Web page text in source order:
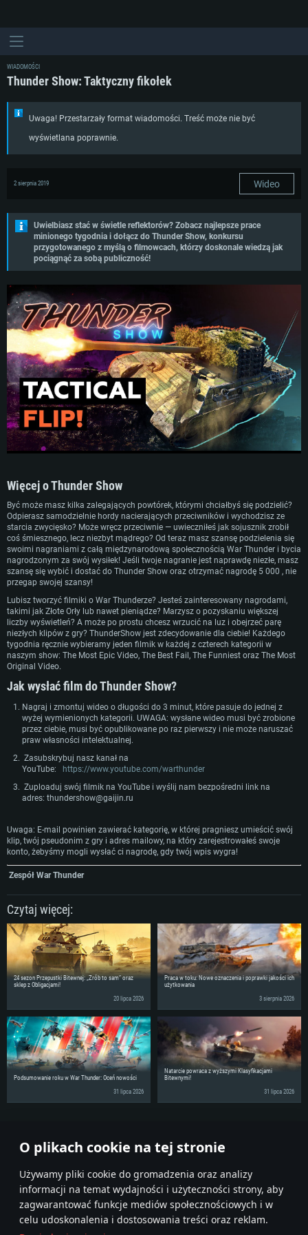
O plikach cookie na tej stronie
Używamy pliki cookie do gromadzenia oraz analizy
informacji na temat wydajności i użyteczności strony, aby
zagwarantować funkcje mediów społecznościowych i w
celu udoskonalenia i dostosowania treści oraz reklam.
WYMAGANIA SYSTEMOWE
For PC
For MAC
For Linux
Minimalne
OS: Windows 10 (64 bit)
Procesor: Dual-Core 2.2 GHz
Pamięć: 4GB
Karta graficzna: Karta obsługująca DirectX 11: AMD Radeon 77XX / NVIDIA
GeForce GTX 660. Minimalna rozdzielczość to 720p
Połączenie sieciowe: Internet szerokopasmowy
Dysk twardy: 22.1 GB (minimalny klient)
Rekomendowane
OS: Windows 10/11 (64 bit)
Procesor: Intel Core i5 lub Ryzen 5 3600
Pamięć: 16 GB
Karta graficzna: Karta obsługująca DirectX 11: Nvidia GeForce 1060 lub
lepsza, Radeon RX 570 lub lepsza
Dysk twardy: 62.2 GB (pełny klient)
Minimalne
OS: Mac OS Big Sur 11.0 lub nowszy
Procesor: Core i5, minimum 2.2GHz (Xeon nie jest wspierany)
Pamięć: 6 GB
Karta graficzna: Intel Iris Pro 5200 (Mac) lub podobna od AMD/Nvidia.
Minimalna rozdzielczość to 720p.
Połączenie sieciowe: Internet szerokopasmowy
Dysk twardy: 22.1 GB (minimalny klient)
Rekomendowane
OS: Mac OS Big Sur 11.0 lub nowszy
Procesor: Intel Core i7 (Xeon nie jest wspierany)
Pamięć: 8 GB
Karta graficzna: Radeon Vega II lub lepsza
Dysk twardy: 62.2 GB (pełny klient)
Minimalne
OS: Ostatnie wydania 64bit Linux
Procesor: Dual-Core 2.4 GHz
Pamięć: 4 GB
Karta graficzna: NVIDIA 660 z nowymi sterownikami (nie starsze niż 6
miesięcy) / podobna od AMD z nowymi sterownikami (nie starsze niż 6
miesięcy) (minimalna rozdzielczość to 720p) ze wsparciem Vulkan
Połączenie sieciowe: Internet szerokopasmowy
Rekomendowane
Procesor: Intel Core i7
Pamięć: 16 GB
Karta graficzna: NVIDIA 1060 nowymi sterownikami (nie starsze niż 6
miesięcy) (minimalna rozdzielczość to 720p) ze wsparciem Vulkan
Połączenie sieciowe: Internet szerokopasmowy
WIADOMOŚCI
Thunder Show: Taktyczny fikołek
Uwaga! Przestarzały format wiadomości. Treść może nie być
wyświetlana poprawnie.
2 sierpnia 2019 Wideo
Uwielbiasz stać w świetle reflektorów? Zobacz najlepsze prace
minionego tygodnia i dołącz do Thunder Show, konkursu
przygotowanego z myślą o filmowcach, którzy doskonale wiedzą jak
pociągnąć za sobą publiczność!
Więcej o Thunder Show
Być może masz kilka zalegających powtórek, którymi chciałbyś się podzielić?
Odpierasz samodzielnie hordy nacierających przeciwników i wychodzisz ze
starcia zwycięsko? Może wręcz przeciwnie — uwieczniłeś jak sojusznik zrobił
coś śmiesznego, lecz niezbyt mądrego? Od teraz masz szansę podzielenia się
swoimi nagraniami z całą międzynarodową społecznością War Thunder i bycia
nagrodzonym za swój wysiłek! Jeśli twoje nagranie jest naprawdę niezłe, masz
szansę się wybić i dostać do Thunder Show oraz otrzymać nagrodę 5 000 , nie
przegap swojej szansy!
Lubisz tworzyć filmiki o War Thunderze? Jesteś zainteresowany nagrodami,
takimi jak Złote Orły lub nawet pieniądze? Marzysz o pozyskaniu większej
liczby wyświetleń? A może po prostu chcesz wrzucić na luz i obejrzeć parę
niezłych klipów z gry? ThunderShow jest zdecydowanie dla ciebie! Każdego
tygodnia ręcznie wybieramy jeden filmik w każdej z czterech kategorii w
naszym show: The Most Epic Video, The Best Fail, The Funniest oraz The Most
Original Video.
Jak wysłać film do Thunder Show?
Nagraj i zmontuj wideo o długości do 3 minut, które pasuje do jednej z
wyżej wymienionych kategorii. UWAGA: wysłane wideo musi być zrobione
przez ciebie, musi być opublikowane po raz pierwszy i nie może naruszać
praw własności intelektualnej.
Zasubskrybuj nasz kanał na
YouTube:
https://www.youtube.com/warthunder
Zuploaduj swój filmik na YouTube i wyślij nam bezpośredni link na
adres: thundershow@gaijin.ru
Uwaga: E-mail powinien zawierać kategorię, w której pragniesz umieścić swój
klip, twój pseudonim z gry i adres mailowy, na który zarejestrowałeś swoje
konto, żebyśmy mogli wysłać ci nagrodę, gdy twój wpis wygra!
Zespół War Thunder
Czytaj więcej:
24 sezon Przepustki Bitewnej: „Zrób to sam” oraz
sklep z Obligacjami!
20 lipca 2026
Praca w toku: Nowe oznaczenia i poprawki jakości ich
użytkowania
3 sierpnia 2026
Podsumowanie roku w War Thunder: Oceń nowości
31 lipca 2026
Natarcie powraca z wyższymi Klasyfikacjami
Bitewnymi!
31 lipca 2026